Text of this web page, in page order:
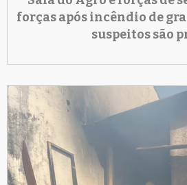
forças após incêndio de
suspeitos são